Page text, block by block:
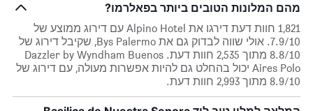
מהם המלונות הטובים ביותר בפאלרמו?
1,821 חוות דעת דירגו את Alpino Hotel עם דירוג ממוצע של
7.9/10. אולי שווה לבדוק גם את Bys Palermo, שקיבל דירוג של
8.8/10 מתוך 2,535 חוות דעת. Dazzler by Wyndham Buenos
Aires Polo יכול בהחלט גם להיות אפשרות מעולה, עם דירוג של
8.9/10 מתוך 2,993 חוות דעת.